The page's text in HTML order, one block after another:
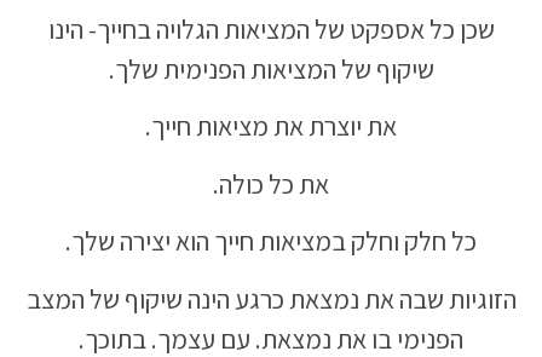
שכן כל אספקט של המציאות הגלויה בחייך- הינו
שיקוף של המציאות הפנימית שלך.
את יוצרת את מציאות חייך.
את כל כולה.
כל חלק וחלק במציאות חייך הוא יצירה שלך.
הזוגיות שבה את נמצאת כרגע הינה שיקוף של המצב
הפנימי בו את נמצאת. עם עצמך. בתוכך.